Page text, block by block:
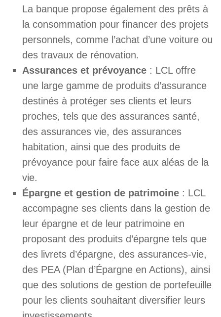
La banque propose également des prêts à
la consommation pour financer des projets
personnels, comme l’achat d’une voiture ou
des travaux de rénovation.
Assurances et prévoyance : LCL offre
une large gamme de produits d’assurance
destinés à protéger ses clients et leurs
proches, tels que des assurances santé,
des assurances vie, des assurances
habitation, ainsi que des produits de
prévoyance pour faire face aux aléas de la
vie.
Épargne et gestion de patrimoine : LCL
accompagne ses clients dans la gestion de
leur épargne et de leur patrimoine en
proposant des produits d’épargne tels que
des livrets d’épargne, des assurances-vie,
des PEA (Plan d’Épargne en Actions), ainsi
que des solutions de gestion de portefeuille
pour les clients souhaitant diversifier leurs